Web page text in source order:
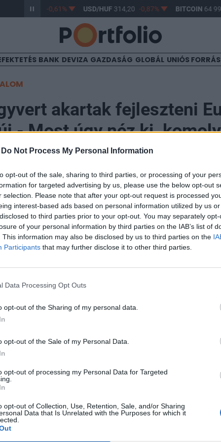
Do Not Process My Personal Information
opt-out of the sale, sharing to third parties, or processing of your
for targeted advertising by us, please use the below opt-out
selection. Please note that after your opt-out request is processed
interest-based ads based on personal information utilized by us
to third parties prior to your opt-out. You may separately
of your personal information by third parties on the IAB’s list of
This information may also be disclosed by us to third parties on the
Participants that may further disclose it to other third parties.
Data Processing Opt Outs
opt-out of the Sharing of my personal data.
opt-out of the Sale of my Personal Data.
opt-out of processing my Personal Data for Targeted
opt-out of Collection, Use, Retention, Sale, and/or Sharing
Data that Is Unrelated with the Purposes for which it
363,17 -0,61% USD/HUF 314,20 -0,87% BITCOIN64
BANK DEVIZA GAZDASÁG GLOBÁL UNIÓS
akartak fejleszteni
- Most úgy néz ki,
projektből
közös vadászgépfejlesztési
az FCAS-projekt megvalósulása -
spanyol védelmi miniszterek múlt heti találkozója nem hozott
a francia Rafale, valamint a német...
portfolio.hu hírarchívumához tartozik, melynek olvasása
cikkarchívum
elmúlt 2 év napon belüli
Előfizetés